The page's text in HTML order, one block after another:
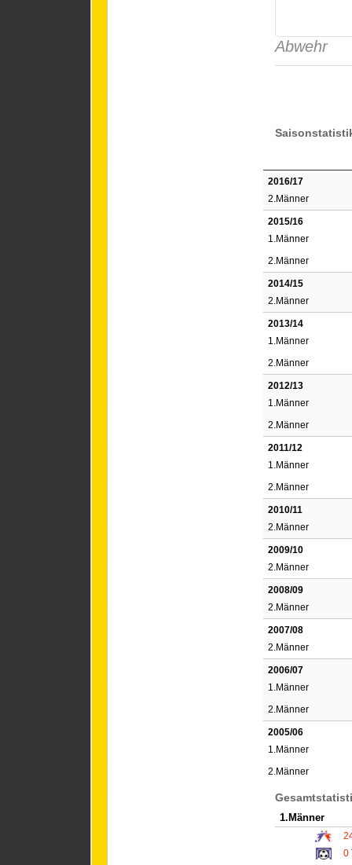
Abwehr
2016/17
2.Männer
2015/16
1.Männer
2.Männer
2014/15
2.Männer
2013/14
1.Männer
2.Männer
2012/13
1.Männer
2.Männer
2011/12
1.Männer
2.Männer
2010/11
2.Männer
2009/10
2.Männer
2008/09
2.Männer
2007/08
2.Männer
2006/07
1.Männer
2.Männer
2005/06
1.Männer
2.Männer
1.Männer
0